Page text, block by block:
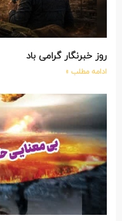
روز خبرنگار گرامی باد
ادامه مطلب »